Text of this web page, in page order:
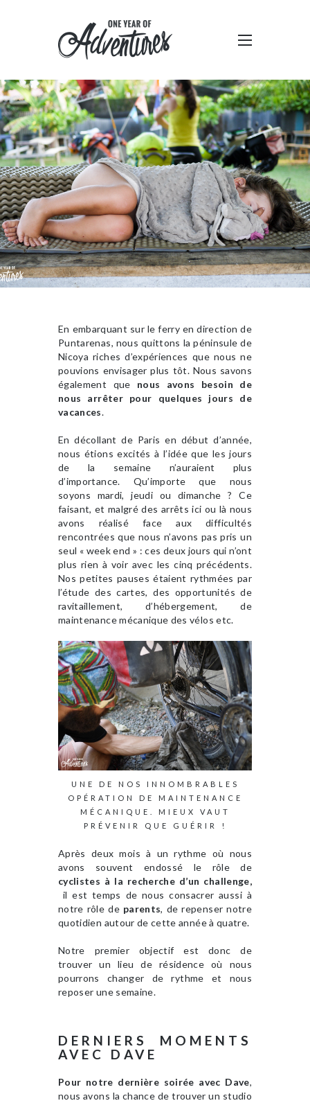
En embarquant sur le ferry en direction de
Puntarenas, nous quittons la péninsule de
Nicoya riches d’expériences que nous ne
pouvions envisager plus tôt. Nous savons
également que nous avons besoin de
nous arrêter pour quelques jours de
vacances.
En décollant de Paris en début d’année,
nous étions excités à l’idée que les jours
de la semaine n’auraient plus
d’importance. Qu’importe que nous
soyons mardi, jeudi ou dimanche ? Ce
faisant, et malgré des arrêts ici ou là nous
avons réalisé face aux difficultés
rencontrées que nous n’avons pas pris un
seul « week end » : ces deux jours qui n’ont
plus rien à voir avec les cinq précédents.
Nos petites pauses étaient rythmées par
l’étude des cartes, des opportunités de
ravitaillement, d’hébergement, de
maintenance mécanique des vélos etc.
UNE DE NOS INNOMBRABLES
OPÉRATION DE MAINTENANCE
MÉCANIQUE. MIEUX VAUT
PRÉVENIR QUE GUÉRIR !
Après deux mois à un rythme où nous
avons souvent endossé le rôle de
cyclistes à la recherche d’un challenge,
il est temps de nous consacrer aussi à
notre rôle de parents, de repenser notre
quotidien autour de cette année à quatre.
Notre premier objectif est donc de
trouver un lieu de résidence où nous
pourrons changer de rythme et nous
reposer une semaine.
DERNIERS MOMENTS
AVEC DAVE
Pour notre dernière soirée avec Dave,
nous avons la chance de trouver un studio